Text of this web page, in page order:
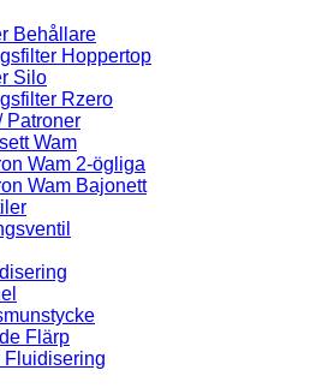
Behållare
Hoppertop
Silo
Rzero
Patroner
Wam
Wam 2-ögliga
Wam Bajonett
Flärp
Fluidisering